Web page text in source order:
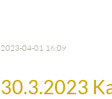
2023-04-01 16:09
30.3.2023